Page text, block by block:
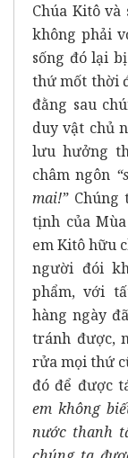
Chúa Kitô
không phải
sống đó lại
thứ mốt thời
đằng sau
duy vật chủ
lưu hưởng
châm ngôn
mai!”Chúng
tịnh của
em Kitô hữu
người đói
phẩm, với
hàng ngày
tránh được,
rửa mọi thứ
đó để được
em không
nước thanh